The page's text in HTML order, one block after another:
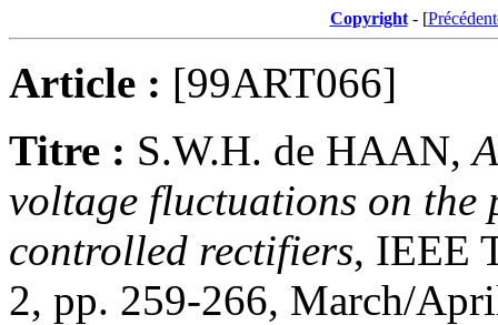
Copyright- [
Article : [99ART066]
Titre : S.W.H. de HAAN,
voltage fluctuations on the
controlled rectifiers, IEEE
2, pp. 259-266, March/